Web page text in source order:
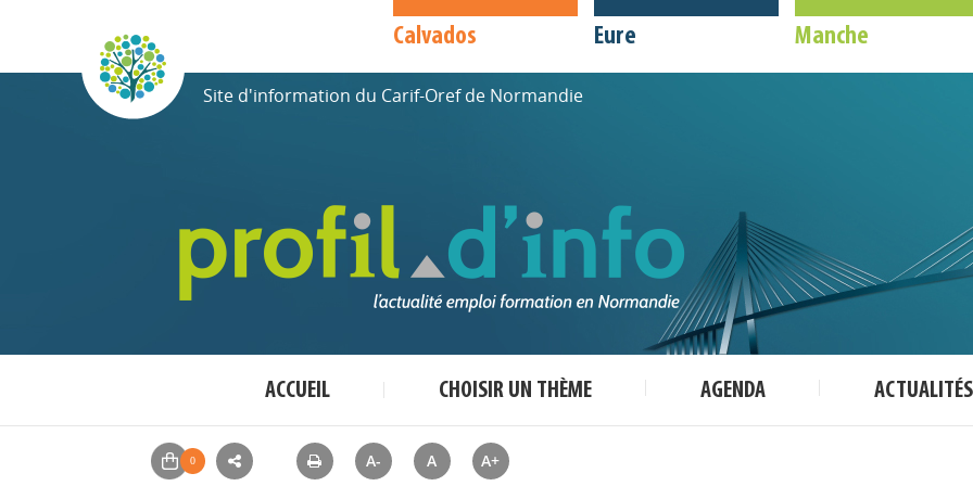
Calvados Eure Manche
Site d'information du Carif-Oref de Normandie
ACCUEIL CHOISIR UN THÈME AGENDA ACTUALITÉS
A- A A+